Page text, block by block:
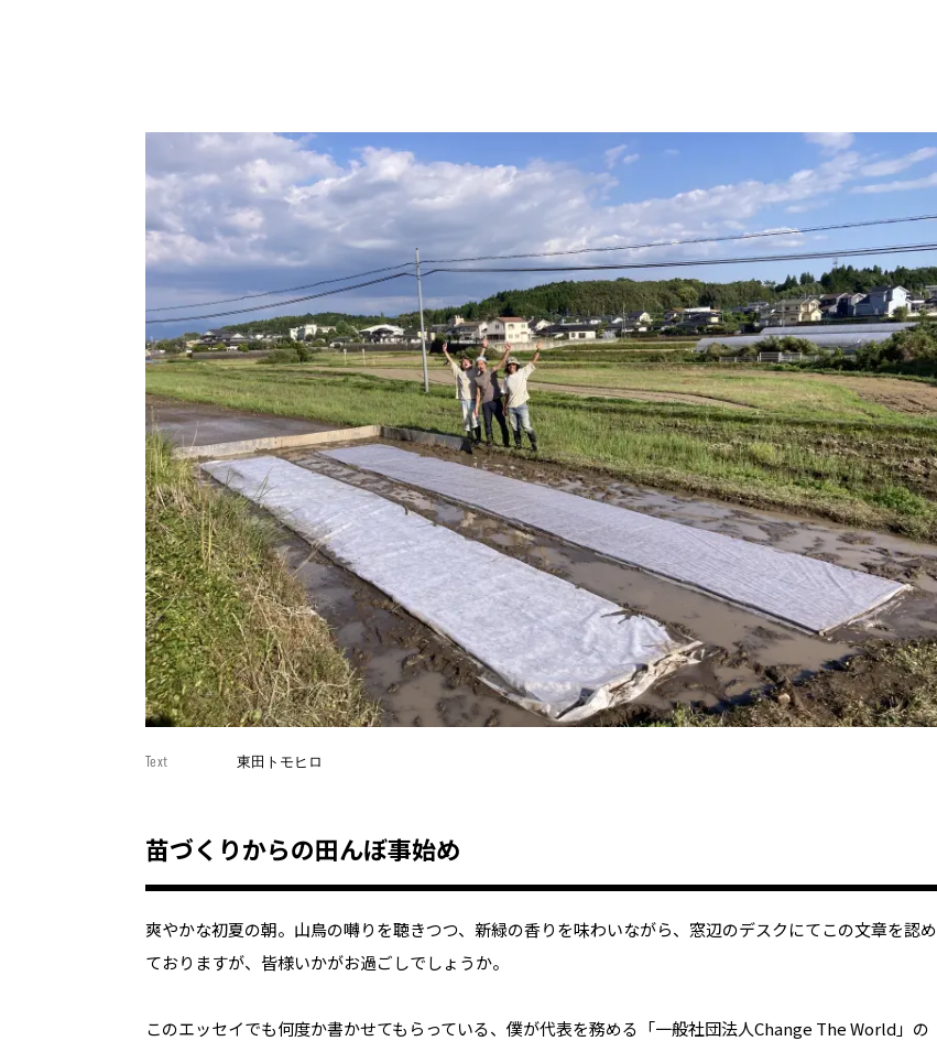
Text 東田トモヒロ
苗づくりからの田んぼ事始め
爽やかな初夏の朝。山鳥の囀りを聴きつつ、新緑の香りを味わいながら、窓辺のデスクにてこの文章を認め
ておりますが、皆様いかがお過ごしでしょうか。
このエッセイでも何度か書かせてもらっている、僕が代表を務める「一般社団法人Change The World」の